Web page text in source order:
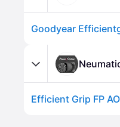
Efficient Grip FP